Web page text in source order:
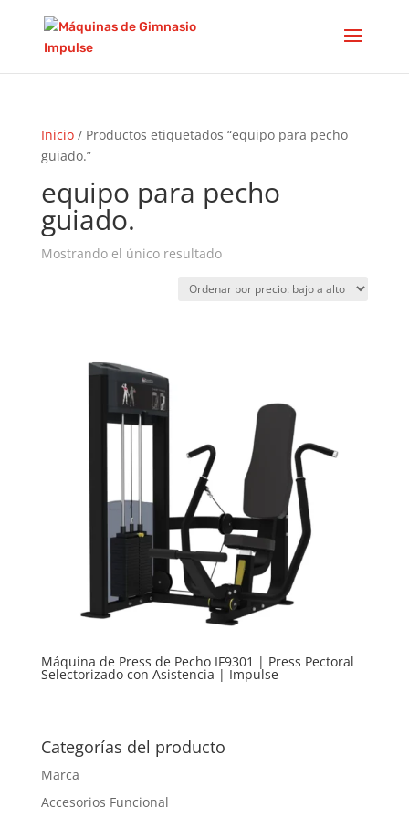
Inicio/ Productos etiquetados “equipo para pecho
guiado.”
equipo para pecho
guiado.
Mostrando el único resultado
Máquina de Press de Pecho IF9301 | Press Pectoral
Selectorizado con Asistencia | Impulse
Categorías del producto
Marca
Accesorios Funcional